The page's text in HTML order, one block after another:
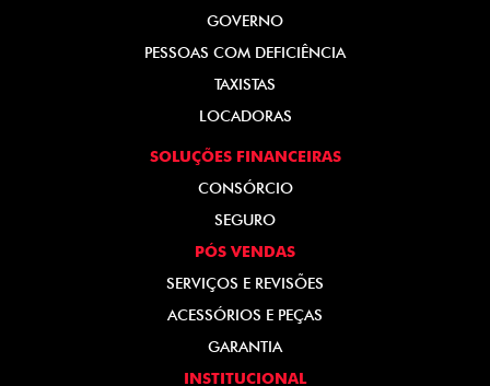
GOVERNO
PESSOAS COM DEFICIÊNCIA
TAXISTAS
LOCADORAS
SOLUÇÕES FINANCEIRAS
CONSÓRCIO
SEGURO
PÓS VENDAS
SERVIÇOS E REVISÕES
ACESSÓRIOS E PEÇAS
GARANTIA
INSTITUCIONAL